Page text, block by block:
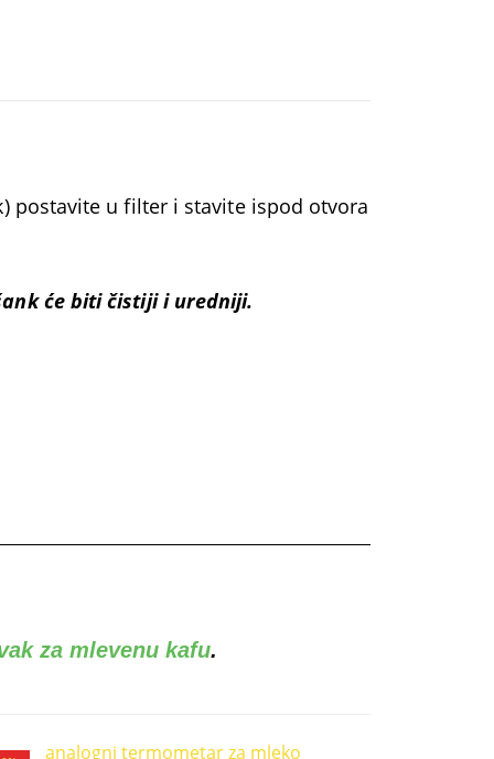
postavite u filter i stavite ispod otvora
će biti čistiji i uredniji.
za mlevenu kafu.